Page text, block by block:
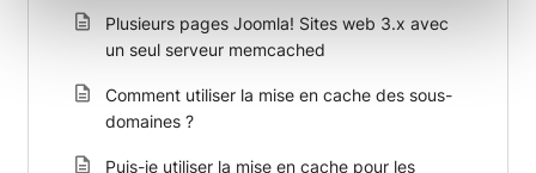
Plusieurs pages Joomla! Sites web 3.x avec
un seul serveur memcached
Comment utiliser la mise en cache des sous-
domaines ?
Puis-je utiliser la mise en cache pour les